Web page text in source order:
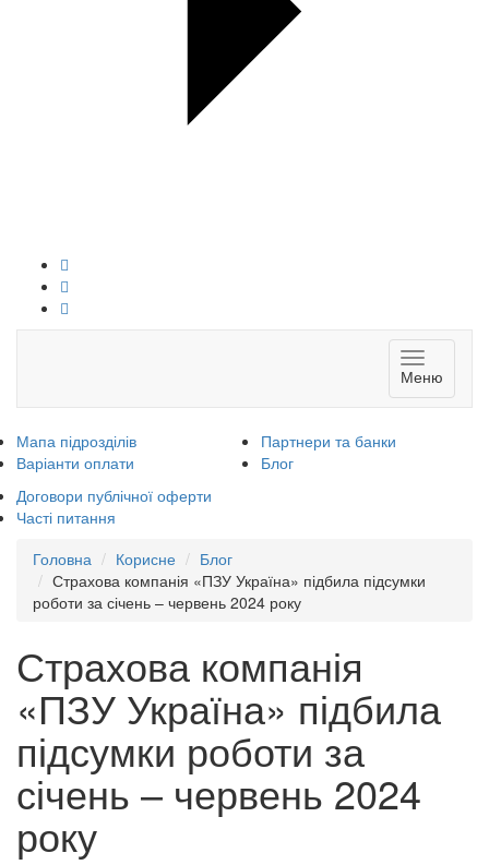
Toggle
Меню
Мапа підрозділів
Варіанти оплати
Партнери та банки
Блог
Договори публічної оферти
Часті питання
Головна
Корисне
Блог
Страхова компанія «ПЗУ Україна» підбила підсумки
роботи за січень – червень 2024 року
Страхова компанія
«ПЗУ Україна» підбила
підсумки роботи за
січень – червень 2024
року